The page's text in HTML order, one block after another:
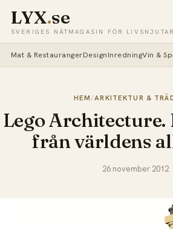
LYX.se
SVERIGES NÄTMAGASIN FÖR
Mat & RestaurangerDesignInredningVin &
HEM/ARKITEKTUR &
Lego Architecture.
från världens
26 november 2012